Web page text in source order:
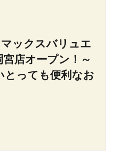
マックスバリュエ
店オープン！～
っても便利なお